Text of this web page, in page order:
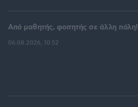
Από μαθητής, φοιτητής σε άλλη πόλη!
06.08.2026, 10:52